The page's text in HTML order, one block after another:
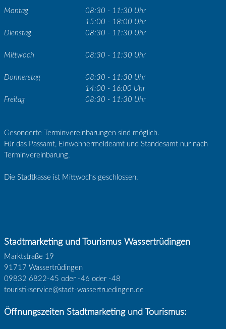
Montag
08:30 - 11:30 Uhr
15:00 - 18:00 Uhr
Dienstag
08:30 - 11:30 Uhr
Mittwoch 08:30 - 11:30 Uhr
Donnerstag
08:30 - 11:30 Uhr
14:00 - 16:00 Uhr
Freitag
08:30 - 11:30 Uhr
Gesonderte Terminvereinbarungen sind möglich.
Für das Passamt, Einwohnermeldeamt und Standesamt nur nach
Terminvereinbarung.
Die Stadtkasse ist Mittwochs geschlossen.
Stadtmarketing und Tourismus Wassertrüdingen
Marktstraße 19
91717 Wassertrüdingen
09832 6822-45 oder -46 oder -48
touristikservice@stadt-wassertruedingen.de
Öffnungszeiten Stadtmarketing und Tourismus: